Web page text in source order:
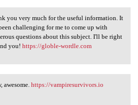
you very much for the
you very much for the useful information. It
challenging for me to come up with
questions about this subject. I'll be right
you! https://globle-wordle.com
awesome. https:/
awesome. https://vampiresurvivors.io